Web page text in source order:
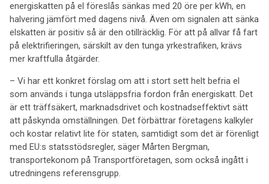
energiskatten på el föreslås sänkas med 20 öre per kWh, en
halvering jämfört med dagens nivå. Även om signalen att sänka
elskatten är positiv så är den otillräcklig. För att på allvar få fart
på elektrifieringen, särskilt av den tunga yrkestrafiken, krävs
mer kraftfulla åtgärder.
– Vi har ett konkret förslag om att i stort sett helt befria el
som används i tunga utsläppsfria fordon från energiskatt. Det
är ett träffsäkert, marknadsdrivet och kostnadseffektivt sätt
att påskynda omställningen. Det förbättrar företagens kalkyler
och kostar relativt lite för staten, samtidigt som det är förenligt
med EU:s statsstödsregler, säger Mårten Bergman,
transportekonom på Transportföretagen, som också ingått i
utredningens referensgrupp.